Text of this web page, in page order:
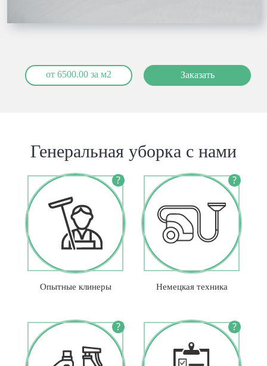
от 6500.00 за м2 Заказать
Генеральная уборка с нами
?
Опытные клинеры
?
Немецкая техника
? ?